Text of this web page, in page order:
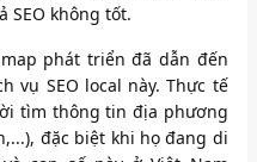
SEO không tốt.
map phát triển đã dẫn đến
vụ SEO local này. Thực tế
tìm thông tin địa phương
đặc biệt khi họ đang di